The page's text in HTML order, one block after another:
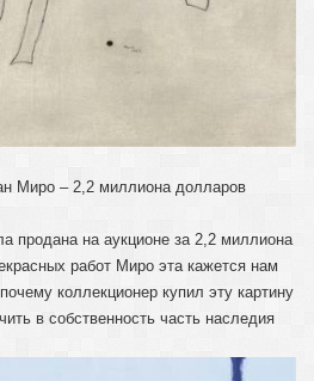
Миро – 2,2 миллиона долларов
продана на аукционе за 2,2 миллиона
работ Миро эта кажется нам
коллекционер купил эту картину
в собственность часть наследия